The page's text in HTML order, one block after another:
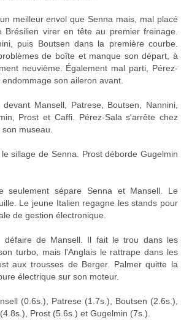
meilleur envol que Senna mais, mal placé
Brésilien virer en tête au premier freinage.
puis Boutsen dans la première courbe.
de boîte et manque son départ, à
neuvième. Également mal parti, Pérez-
son aileron avant.
Mansell, Patrese, Boutsen, Nannini,
Prost et Caffi. Pérez-Sala s'arrête chez
museau.
sillage de Senna. Prost déborde Gugelmin
seulement sépare Senna et Mansell. Le
Le jeune Italien regagne les stands pour
de gestion électronique.
défaire de Mansell. Il fait le trou dans les
turbo, mais l'Anglais le rattrape dans les
aux trousses de Berger. Palmer quitte la
électrique sur son moteur.
(0.6s.), Patrese (1.7s.), Boutsen (2.6s.),
Prost (5.6s.) et Gugelmin (7s.).